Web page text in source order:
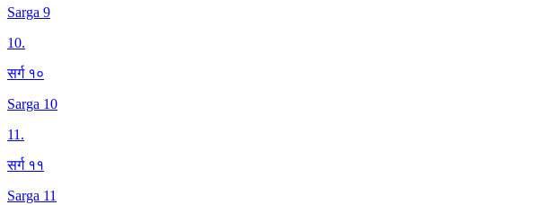
Sarga 9
10.
सर्ग १०
Sarga 10
11.
सर्ग ११
Sarga 11